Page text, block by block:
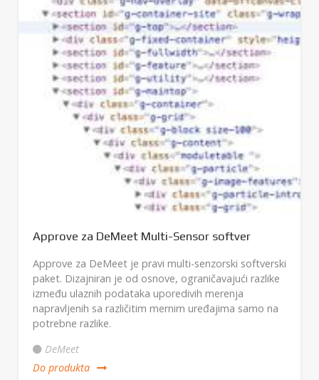
Approve za DeMeet Multi-Sensor softver
Approve za DeMeet je pravi multi-senzorski softverski
paket. Dizajniran je od osnove, ograničavajući razlike
između ulaznih podataka uporedivih merenja
napravljenih sa različitim mernim uređajima samo na
potrebne razlike.
DeMeet
Do produkta